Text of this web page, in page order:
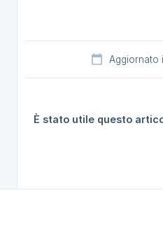
Aggiornato
È stato utile questo